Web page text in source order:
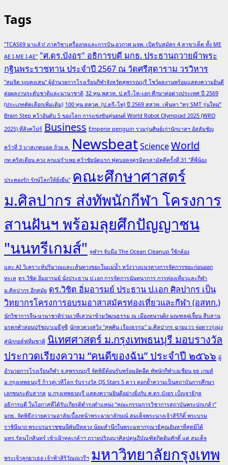
Tags
"TCAS69 มาแล้ว! ภาควิชาเครื่องกลและการบิน-อวกาศ มจพ. เปิดรับสมัคร 4 สาขาเด็ด ทั้ง ME
AE I-ME I-AE" "ศ.ดร.บังอร" อธิการบดี มกธ. ประธานถวายผ้าพระ
กฐินพระราชทาน ประจำปี 2567 ณ วัดศรีสุดาราม วรวิหาร
"สมจิต บุญคงเสน" ผู้อำนวยการโรงเรียนกีฬาจังหวัดสุพรรณบุรี โชว์ผลงานพร้อมแสดงความยินดี
ต่อผลงานระดับชาติและนานาชาติ 32 ทุน พสวท. ป.ตรี–โท–เอก ศึกษาต่อต่างประเทศ ปี 2569
(ประเภทคัดเลือกเพิ่มเติม) 100 ทุน สควค. (ป.ตรี–โท) ปี 2569 สสวท. เฟ้นหา “ครู SMT รุ่นใหม่”
Brain Step คว้าอันดับ 5 ของโลก การแข่งขันหุ่นยนต์ World Robot Olympiad 2025 (WRO
2025) ที่สิงคโปร์ Business Emperor penguin รวมรุ่นศิษย์เก่านักบาสฯ อัสสัมชัญ
คว้าที่ 3 บาสเกตบอล ถ้วย ค. NewsbeatScienceWorld
กท.คริสเตียน ควง ลูกแม่รำเพย คว้าชัยนัดแรก ฟุตบอลจตุรมิตรสามัคคีครั้งที่ 31 "สี่พี่น้อง
ประคองรัก รักษ์โลกให้ยั่งยืน" คณะศึกษาศาสตร์
ม.ศิลปากร ส่งทัพนักกีฬา โครงการ
สานฝันฯ พร้อมลุยศึกปัญญาชน
"นนทรีเกมส์" จุฬาฯ จับมือ The Ocean Cleanup ใช้กล้อง
และ AI วิเคราะห์ปริมาณและเส้นทางขยะในแม่น้ำ หวังวางแนวทางการจัดการขยะก่อนออก
ทะเล ดร.วิชิต อิ่มอารมย์ นั่งประธาน ป.เอก การจัดการนันทนาการ การท่องเที่ยวและกีฬา
ม.ศิลปากร อีกสมัย ดร.วิชิต อิ่มอารมย์ ประธาน ป.เอก ศิลปากร เป็น
วิทยากรโครงการอบรมอาสาสมัครท่องเที่ยวและกีฬา (อสทก.)
นักวิชาการจีน-นานาชาติร่วมเวทีเสวนาข้ามวัฒนธรรม ณ เมืองหนานผิง มณฑลฝูเจี้ยน สืบสาน
มรดกคำสอนปรัชญาเมธีจูซี นักหวดวงสวิง "สุพศิน เรืองธรรม" ม.ศิลปากร ฉายแวว จ่อดาวรุ่งมุ่ง
สู่นักกอล์ฟทีมชาติ นิเทศศาสตร์ ม.กรุงเทพธนบุรี มอบรางวัล
ประกวดเรียงความ “คนดีของฉัน” ประจำปี ๒๕๖๖ ผู้
อำนวยการโรงเรียนกีฬา จ.สุพรรณบุรี จัดพิธีต้อนรับพร้อมอัดฉีด ทัพนักกีฬาเอเชียน ยูธ เกมส์
ม.กรุงเทพธนบุรี ก้าวสู่เวทีโลก รับรางวัล QS Stars 5 ดาว ตอกย้ำความเป็นสถาบันการศึกษา
เอกชนระดับสากล ม.กรุงเทพธนบุรี แสดงความยินดีอย่างยิ่งกับ ศ.ดร.บังอร เบ็ญจาธิกุล
อธิการบดี ในโอกาสที่ได้รับเกียรติดำรงตำแหน่ง “คณะกรรมการวิชาการสถาบันพระปกเกล้า”
มกธ. จัดพิธีถวายความอาลัยเบื้องหน้าพระฉายาลักษณ์ สมเด็จพระนางเจ้าสิริกิติ์ พระบรม
ราชินีนาถ พระบรมราชชนนีพันปีหลวง น้อมสำนึกในพระมหากรุณาธิคุณอันหาที่สุดมิได้
มทร.รัตนโกสินทร์ เข้าเฝ้าทูลเกล้าฯ ถวายปริญญาศิลปดุษฎีบัณฑิตกิตติมศักดิ์ แด่ สมเด็จ
พระเจ้าลูกยาเธอ เจ้าฟ้าสิริวัณณวรีฯ มหาวิทยาลัยกรุงเทพ